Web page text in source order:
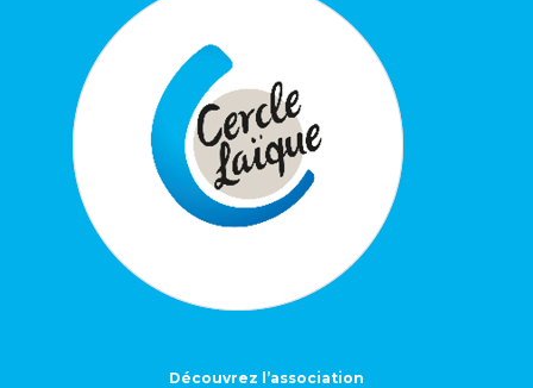
Découvrez l’association